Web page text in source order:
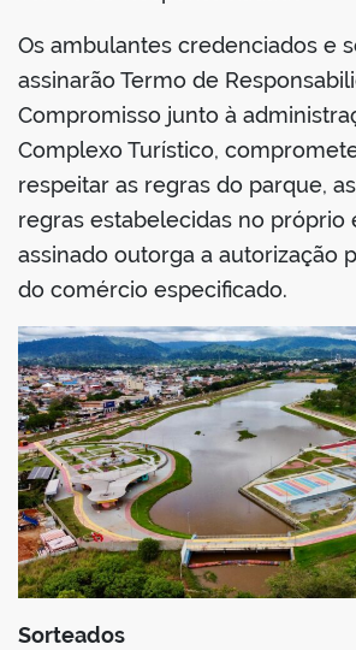
Os ambulantes credenciados e
assinarão Termo de
Compromisso junto à
Complexo Turístico,
respeitar as regras do parque,
regras estabelecidas no próprio
assinado outorga a autorização
do comércio especificado.
Sorteados